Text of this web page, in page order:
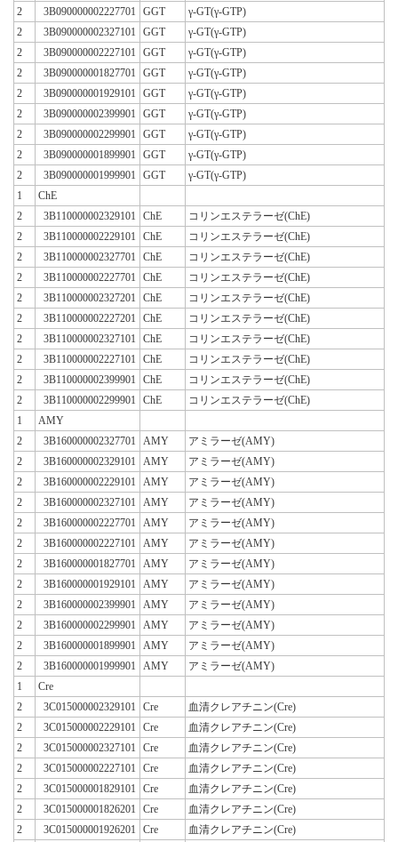
2
3B090000002227701 GGT
γ-GT(γ-GTP)
2
3B090000002327101 GGT
γ-GT(γ-GTP)
2
3B090000002227101 GGT
γ-GT(γ-GTP)
2
3B090000001827701 GGT
γ-GT(γ-GTP)
2
3B090000001929101 GGT
γ-GT(γ-GTP)
2
3B090000002399901 GGT
γ-GT(γ-GTP)
2
3B090000002299901 GGT
γ-GT(γ-GTP)
2
3B090000001899901 GGT
γ-GT(γ-GTP)
2
3B090000001999901 GGT
γ-GT(γ-GTP)
1
ChE
2
3B110000002329101 ChE
コリンエステラーゼ(ChE)
2
3B110000002229101 ChE
コリンエステラーゼ(ChE)
2
3B110000002327701 ChE
コリンエステラーゼ(ChE)
2
3B110000002227701 ChE
コリンエステラーゼ(ChE)
2
3B110000002327201 ChE
コリンエステラーゼ(ChE)
2
3B110000002227201 ChE
コリンエステラーゼ(ChE)
2
3B110000002327101 ChE
コリンエステラーゼ(ChE)
2
3B110000002227101 ChE
コリンエステラーゼ(ChE)
2
3B110000002399901 ChE
コリンエステラーゼ(ChE)
2
3B110000002299901 ChE
コリンエステラーゼ(ChE)
1
AMY
2
3B160000002327701 AMY
アミラーゼ(AMY)
2
3B160000002329101 AMY
アミラーゼ(AMY)
2
3B160000002229101 AMY
アミラーゼ(AMY)
2
3B160000002327101 AMY
アミラーゼ(AMY)
2
3B160000002227701 AMY
アミラーゼ(AMY)
2
3B160000002227101 AMY
アミラーゼ(AMY)
2
3B160000001827701 AMY
アミラーゼ(AMY)
2
3B160000001929101 AMY
アミラーゼ(AMY)
2
3B160000002399901 AMY
アミラーゼ(AMY)
2
3B160000002299901 AMY
アミラーゼ(AMY)
2
3B160000001899901 AMY
アミラーゼ(AMY)
2
3B160000001999901 AMY
アミラーゼ(AMY)
1
Cre
2
3C015000002329101 Cre
血清クレアチニン(Cre)
2
3C015000002229101 Cre
血清クレアチニン(Cre)
2
3C015000002327101 Cre
血清クレアチニン(Cre)
2
3C015000002227101 Cre
血清クレアチニン(Cre)
2
3C015000001829101 Cre
血清クレアチニン(Cre)
2
3C015000001826201 Cre
血清クレアチニン(Cre)
2
3C015000001926201 Cre
血清クレアチニン(Cre)